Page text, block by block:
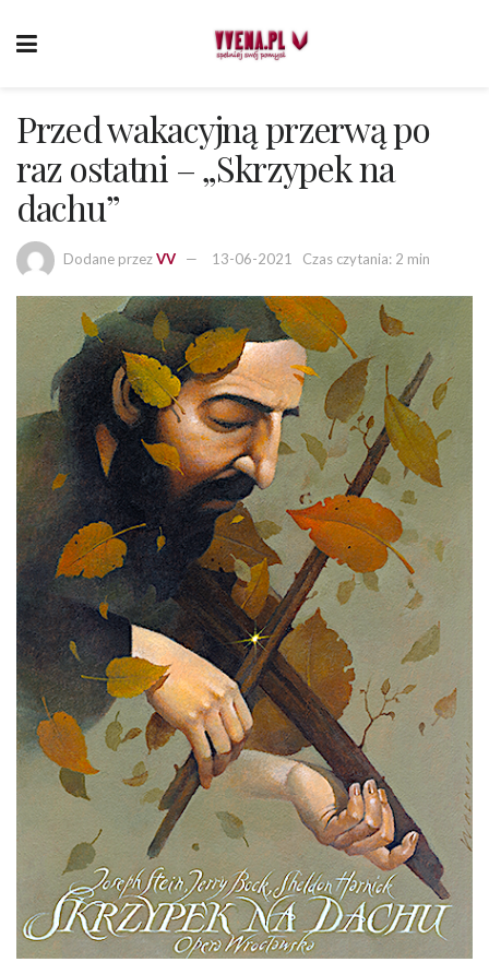
Przed wakacyjną przerwą po
raz ostatni – „Skrzypek na
dachu”
Dodane przezVV 13-06-2021 Czas czytania: 2 min